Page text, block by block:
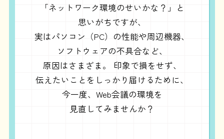
「ネットワーク環境のせいかな？」と
思いがちですが、
実はパソコン（PC）の性能や周辺機器、
ソフトウェアの不具合など、
原因はさまざま。
印象で損をせず、
伝えたいことをしっかり届けるために、
今一度、Web会議の環境を
見直してみませんか？